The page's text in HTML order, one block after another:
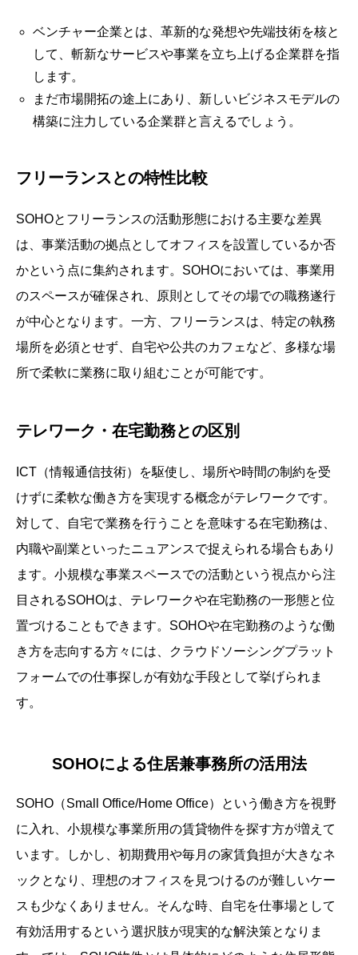
ベンチャー企業とは、革新的な発想や先端技術を核と
して、斬新なサービスや事業を立ち上げる企業群を指
します。
まだ市場開拓の途上にあり、新しいビジネスモデルの
構築に注力している企業群と言えるでしょう。
フリーランスとの特性比較
SOHOとフリーランスの活動形態における主要な差異
は、事業活動の拠点としてオフィスを設置しているか否
かという点に集約されます。SOHOにおいては、事業用
のスペースが確保され、原則としてその場での職務遂行
が中心となります。一方、フリーランスは、特定の執務
場所を必須とせず、自宅や公共のカフェなど、多様な場
所で柔軟に業務に取り組むことが可能です。
テレワーク・在宅勤務との区別
ICT（情報通信技術）を駆使し、場所や時間の制約を受
けずに柔軟な働き方を実現する概念がテレワークです。
対して、自宅で業務を行うことを意味する在宅勤務は、
内職や副業といったニュアンスで捉えられる場合もあり
ます。小規模な事業スペースでの活動という視点から注
目されるSOHOは、テレワークや在宅勤務の一形態と位
置づけることもできます。SOHOや在宅勤務のような働
き方を志向する方々には、クラウドソーシングプラット
フォームでの仕事探しが有効な手段として挙げられま
す。
SOHOによる住居兼事務所の活用法
SOHO（Small Office/Home Office）という働き方を視野
に入れ、小規模な事業所用の賃貸物件を探す方が増えて
います。しかし、初期費用や毎月の家賃負担が大きなネ
ックとなり、理想のオフィスを見つけるのが難しいケー
スも少なくありません。そんな時、自宅を仕事場として
有効活用するという選択肢が現実的な解決策となりま